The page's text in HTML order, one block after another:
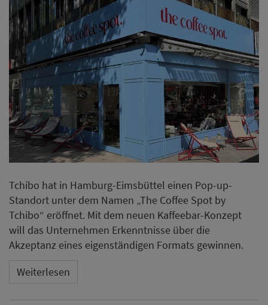
Tchibo hat in Hamburg-Eimsbüttel einen Pop-up-
Standort unter dem Namen „The Coffee Spot by
Tchibo“ eröffnet. Mit dem neuen Kaffeebar-Konzept
will das Unternehmen Erkenntnisse über die
Akzeptanz eines eigenständigen Formats gewinnen.
Weiterlesen